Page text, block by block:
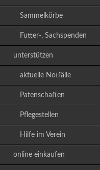
Sammelkörbe
Futter-, Sachspenden
unterstützen
aktuelle Notfälle
Patenschaften
Pflegestellen
Hilfe im Verein
online einkaufen